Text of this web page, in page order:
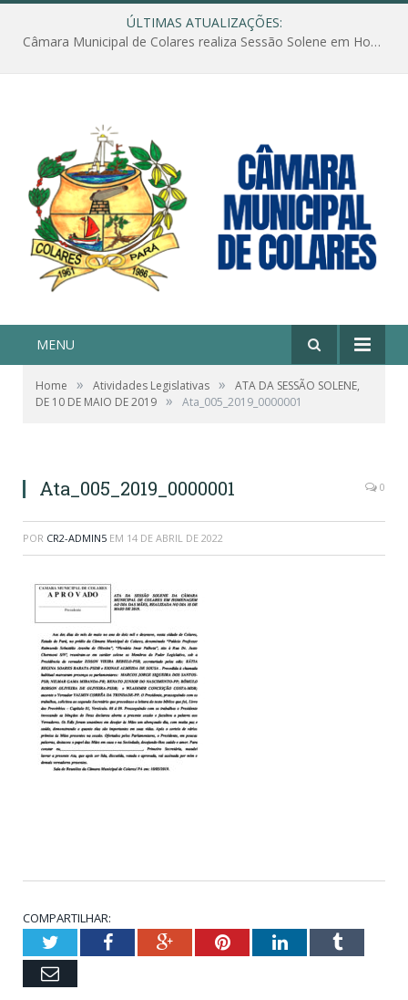
ÚLTIMAS ATUALIZAÇÕES:
Câmara Municipal de Colares realiza Sessão Solene em Homenagem ao Dia das Mães
MENU
Home » Atividades Legislativas »
ATA DA SESSÃO SOLENE,
DE 10 DE MAIO DE 2019 » Ata_005_2019_0000001
Ata_005_2019_0000001 0
POR CR2-ADMIN5 EM 14 DE ABRIL DE 2022
COMPARTILHAR:
TwitterFacebookGoogle+PinterestLinkedInTumblr
Email